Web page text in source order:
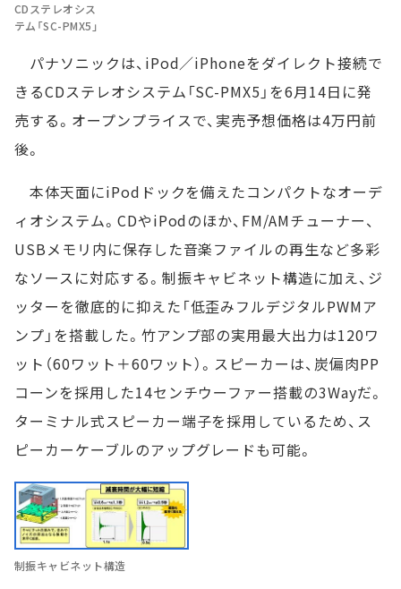
CDステレオシス
テム「SC-PMX5」
パナソニックは、iPod／iPhoneをダイレクト接続で
きるCDステレオシステム「SC-PMX5」を6月14日に発
売する。オープンプライスで、実売予想価格は4万円前
後。
本体天面にiPodドックを備えたコンパクトなオーデ
ィオシステム。CDやiPodのほか、FM/AMチューナー、
USBメモリ内に保存した音楽ファイルの再生など多彩
なソースに対応する。制振キャビネット構造に加え、ジ
ッターを徹底的に抑えた「低歪みフルデジタルPWMア
ンプ」を搭載した。竹アンプ部の実用最大出力は120ワ
ット（60ワット＋60ワット）。スピーカーは、炭偏肉PP
コーンを採用した14センチウーファー搭載の3Wayだ。
ターミナル式スピーカー端子を採用しているため、ス
ピーカーケーブルのアップグレードも可能。
制振キャビネット構造